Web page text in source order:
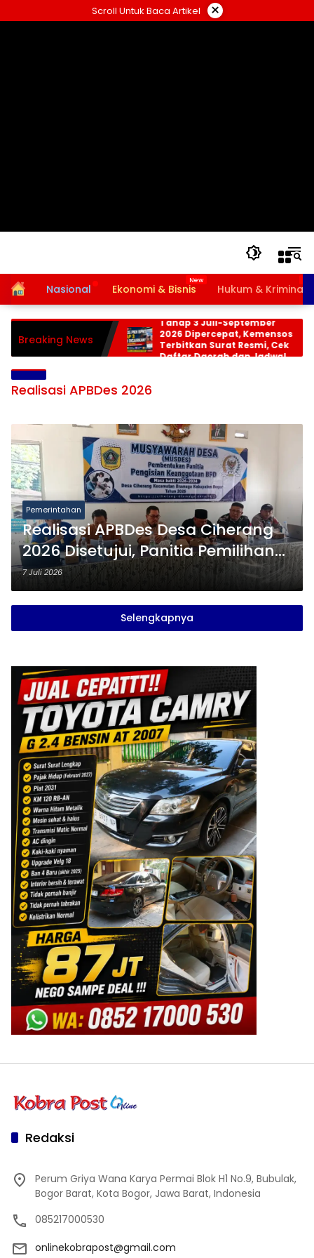
ke
Scroll Untuk Baca Artikel ×
HomeNasional Ekonomi & Bisnis Hukum & Kriminal
Breaking News
Bansos PKH dan BPNT
Tahap 3 Juli-September
2026 Dipercepat, Kemensos
Terbitkan Surat Resmi, Cek
Daftar Daerah dan Jadwal
Realisasi APBDes 2026
Pemerintahan
Realisasi APBDes Desa Ciherang
2026 Disetujui, Panitia Pemilihan
BPD Resmi Dibentuk
7 Juli 2026
Selengkapnya
Redaksi
Perum Griya Wana Karya Permai Blok H1 No.9, Bubulak,
Bogor Barat, Kota Bogor, Jawa Barat, Indonesia
085217000530
onlinekobrapost@gmail.com